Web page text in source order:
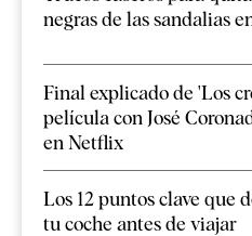
negras de las sandalias
Final explicado de 'Los
película con José
en Netflix
Los 12 puntos clave que
tu coche antes de viajar